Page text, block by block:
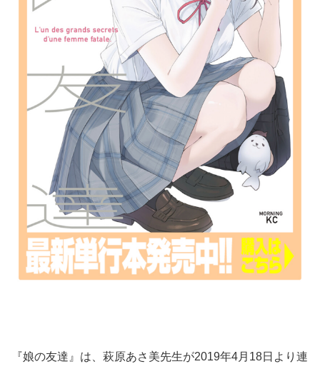
『娘の友達』は、萩原あさ美先生が2019年4月18日より連